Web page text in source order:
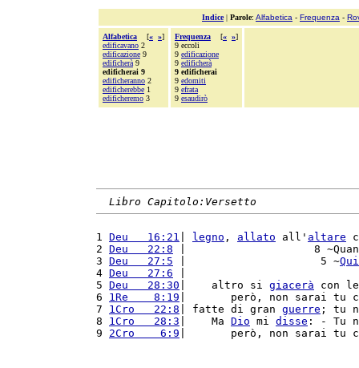
Indice| Parole: Alfabetica - Frequenza -
Alfabetica [« »]
edificavano 2
edificazione 9
edificherà 9
edificherai 9
edificheranno 2
edificherebbe 1
edificheremo 3
Frequenza [« »]
9 eccoli
9 edificazione
9 edificherà
9 edificherai
9 edomiti
9 efrata
9 esaudirò
Libro Capitolo:Versetto
1 Deu   16:21 legno , allato all' altare
2 Deu   22:8 |                    8
3 Deu   27:5 |                     5 ~
4 Deu   27:6
5 Deu   28:30 |    altro si giacerà con
6 1Re    8:19 |       però, non sarai tu
7 1Cro   22:8 | fatte di gran guerre ; tu
8 1Cro   28:3 |    Ma Dio mi disse : - Tu
9 2Cro    6:9 |       però, non sarai tu